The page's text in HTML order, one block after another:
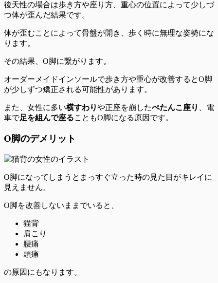
後天性の場合は歩き方や座り方、重心の位置によって少しづ
つ体が歪んだ結果です。
体が歪むことによって骨盤が開き、歩く時に無理な姿勢にな
ります。
その結果、O脚に繋がります。
オーダーメイドインソールで歩き方や重心が改善するとO脚
が少しずつ矯正される可能性があります。
また、女性に多い横すわりや正座を崩したぺたんこ座り
、電
車で足を組んで座ることもO脚になる原因です。
O脚のデメリット
O脚になってしまうとまっすぐ立った時の見た目がキレイに
見えません。
O脚を改善しないままでいると、
猫背
肩こり
腰痛
頭痛
の原因にもなります。